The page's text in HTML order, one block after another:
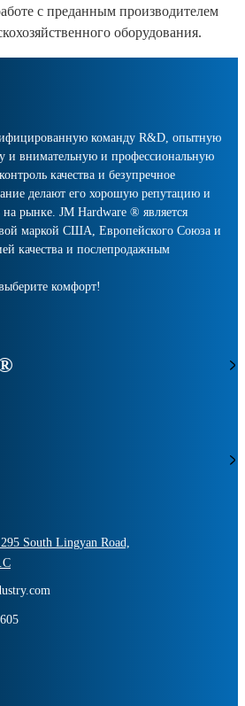
с преданным производителем
оборудования.
команду R&D, опытную
и внимательную и профессиональную
качества и безупречное
делают его хорошую репутацию и
рынке. JM Hardware ® является
маркой США, Европейского Союза и
качества и послепродажным
комфорт!
South Lingyan Road,